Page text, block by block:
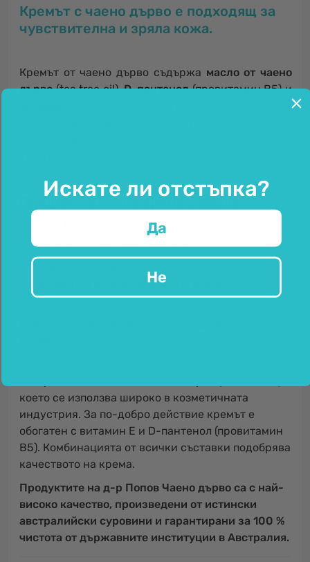
Кремът с чаено дърво е подходящ за
чувствителна и зряла кожа.
Кремът от чаено дърво съдържа масло от чаено
дърво(tea tree oil),D-пантенол(провитамин В5) и
, които имат отлично положително
чаено дърво и D-пантенол?
Почиства и обновява кожата.
За
Абсорбира се изключително бързо
което се използва широко в козметичната
индустрия. За по-добро действие кремът е
обогатен с витамин Е и D-пантенол (провитамин
В5). Комбинацията от всички съставки подобрява
качеството на крема.
Продуктите на д-р Попов Чаено дърво са с най-
високо качество, произведени от истински
австралийски суровини и гарантирани за 100 %
чистота от държавните институции в Австралия.
Искате ли отстъпка?
Да
Не